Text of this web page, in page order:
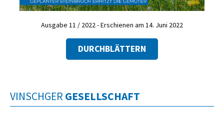
Ausgabe 11 / 2022 - Erschienen am 14. Juni 2022
DURCHBLÄTTERN
VINSCHGER GESELLSCHAFT